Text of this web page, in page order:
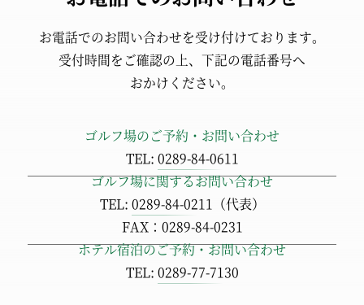
お電話でのお問い合わせを受け付けております。
受付時間をご確認の上、 下記の電話番号へ
おかけください。
ゴルフ場のご予約・お問い合わせ
TEL: 0289-84-0611
ゴルフ場に関するお問い合わせ
TEL: 0289-84-0211 （代表）
FAX：0289-84-0231
ホテル宿泊のご予約・お問い合わせ
TEL: 0289-77-7130